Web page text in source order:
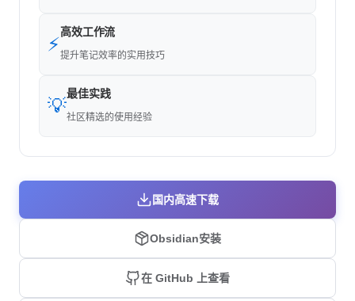
⚡
高效工作流
提升笔记效率的实用技巧
💡
最佳实践
社区精选的使用经验
国内高速下载
Obsidian安装
在 GitHub 上查看